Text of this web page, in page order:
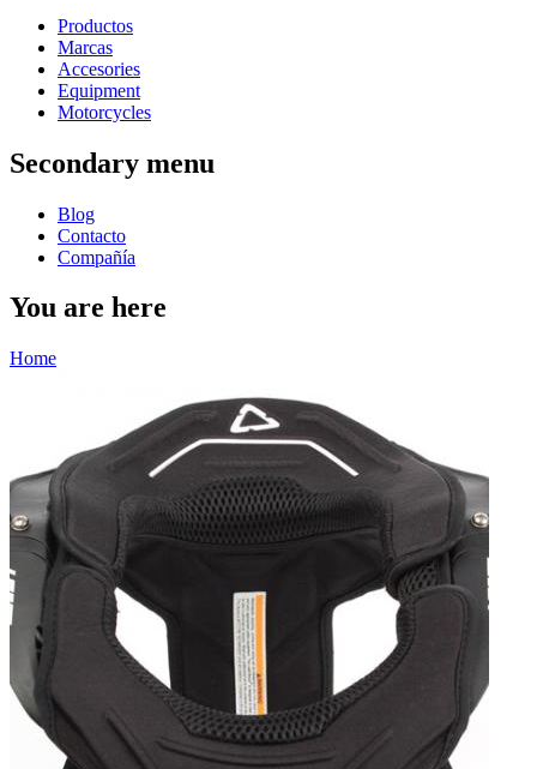
Productos
Marcas
Accesories
Equipment
Motorcycles
Secondary menu
Blog
Contacto
Compañía
You are here
Home